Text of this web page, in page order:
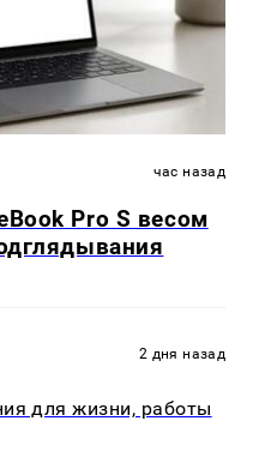
час назад
Pro S весом
2 дня назад
для жизни, работы